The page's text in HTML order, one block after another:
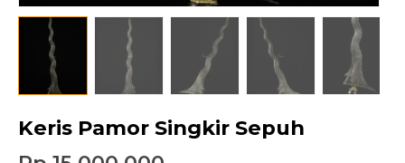
Keris Pamor Singkir Sepuh